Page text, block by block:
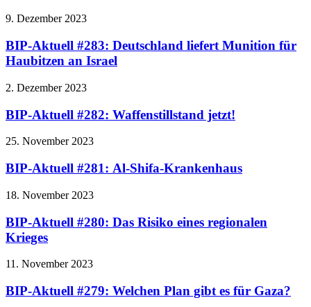
9. Dezember 2023
BIP-Aktuell #283: Deutschland liefert Munition für
Haubitzen an Israel
2. Dezember 2023
BIP-Aktuell #282: Waffenstillstand jetzt!
25. November 2023
BIP-Aktuell #281: Al-Shifa-Krankenhaus
18. November 2023
BIP-Aktuell #280: Das Risiko eines regionalen
Krieges
11. November 2023
BIP-Aktuell #279: Welchen Plan gibt es für Gaza?